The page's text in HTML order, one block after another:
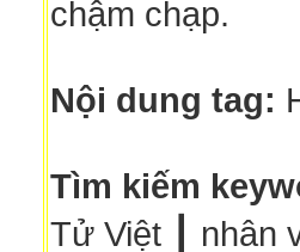
chậm chạp.
Nội dung tag:
Tìm kiếm
Tử Việt ┃ nhân